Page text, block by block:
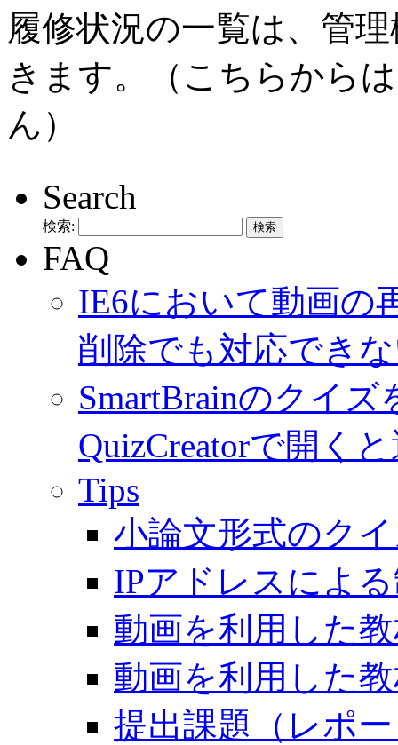
履修状況の一覧は、管
きます。（こちらから
ん）
Search
検索:
FAQ
IE6において動画の
削除でも対応でき
SmartBrainのクイ
QuizCreatorで開く
Tips
小論文形式のク
IPアドレスによ
動画を利用した
動画を利用した
提出課題（レポ